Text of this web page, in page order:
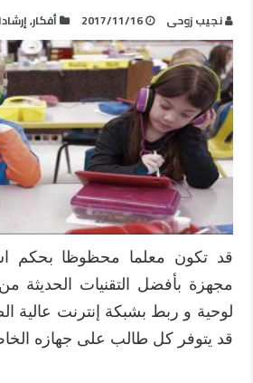
نجيب زوحى 2017/11/16 أفكار,
قد تكون معلما محظوظا بحكم
مجهزة بأفضل التقنيات الحديثة
لوحية و ربط بشبكة إنترنت عالية
قد يتوفر كل طالب على جهازه